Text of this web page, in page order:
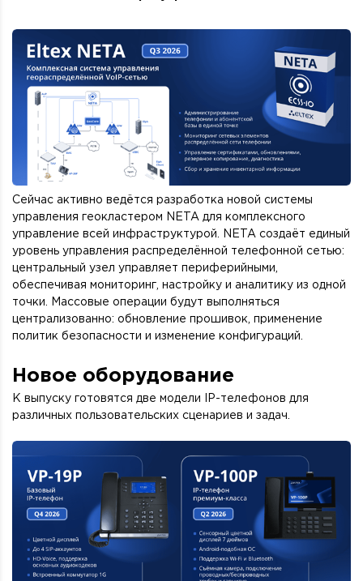
Сейчас активно ведётся разработка новой системы
управления геокластером NETA для комплексного
управление всей инфраструктурой. NETA создаёт единый
уровень управления распределённой телефонной сетью:
центральный узел управляет периферийными,
обеспечивая мониторинг, настройку и аналитику из одной
точки. Массовые операции будут выполняться
централизованно: обновление прошивок, применение
политик безопасности и изменение конфигураций.
Новое оборудование
К выпуску готовятся две модели IP-телефонов для
различных пользовательских сценариев и задач.